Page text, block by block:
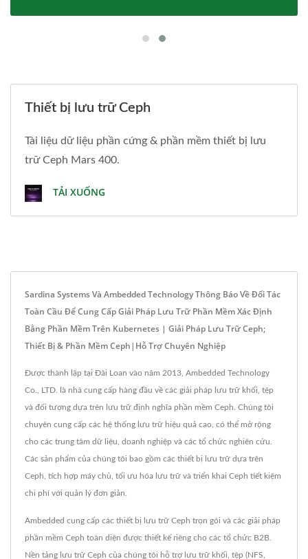
Thiết bị lưu trữ Ceph
Tài liệu dữ liệu phần cứng & phần mềm thiết bị lưu
trữ Ceph Mars 400.
TẢI XUỐNG
Sardina Systems Và Ambedded Technology Thông Báo Về Đối Tác
Toàn Cầu Để Cung Cấp Giải Pháp Lưu Trữ Phần Mềm Xác Định
Bằng Phần Mềm Trên Kubernetes | Giải Pháp Lưu Trữ Ceph;
Thiết Bị & Phần Mềm Ceph|Hỗ Trợ Chuyên Nghiệp
Được thành lập tại Đài Loan vào năm 2013, Ambedded Technology
Co., LTD. là nhà cung cấp hàng đầu về các giải pháp lưu trữ khối, tệp
và đối tượng dựa trên lưu trữ định nghĩa phần mềm Ceph. Chúng tôi
chuyên cung cấp các hệ thống lưu trữ hiệu quả cao, có thể mở rộng
cho các trung tâm dữ liệu, doanh nghiệp và các tổ chức nghiên cứu.
Các sản phẩm của chúng tôi bao gồm các thiết bị lưu trữ dựa trên
Ceph, tích hợp máy chủ, tối ưu hóa lưu trữ và triển khai Ceph tiết kiệm
chi phí với quản lý đơn giản.
Ambedded cung cấp các thiết bị lưu trữ Ceph trọn gói và các giải pháp
phần mềm Ceph toàn diện được thiết kế riêng cho các tổ chức B2B.
Nền tảng lưu trữ Ceph của chúng tôi hỗ trợ lưu trữ khối, tệp (NFS,